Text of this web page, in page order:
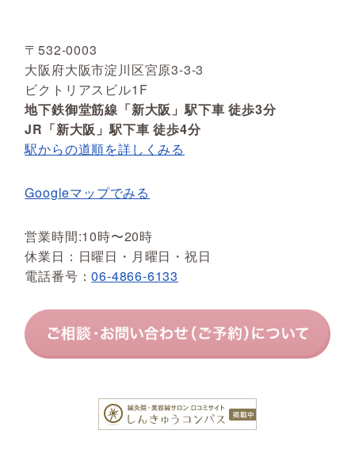
〒532-0003
大阪府大阪市淀川区宮原3-3-3
ビクトリアスビル1F
地下鉄御堂筋線「新大阪」駅下車 徒歩3分
JR「新大阪」駅下車 徒歩4分
駅からの道順を詳しくみる
Googleマップでみる
営業時間:10時〜20時
休業日：日曜日・月曜日・祝日
電話番号：06-4866-6133